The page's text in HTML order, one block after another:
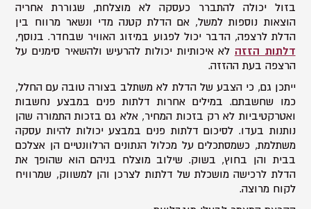
בזול יכולה להתברר כעסקה לא מוצלחת, שגוררת אחריה
הוצאות נוספות למשל, אם הדלת קטנה מדי ונשאר מרווח בין
הדלת לרצפה, הדבר יכול לפגוע במיזוג האוויר שבחדר. בנוסף,
דלתות הזזה לא איכותיות יכולות להרעיש ולהשאיר סימנים על
הרצפה בעת ההזזה.
ייתכן גם, כי הצבע של הדלת לא משתלב בצורה טובה עם החלל,
כמו שחשבתם. במילים אחרות דלתות פנים במבצע נחשבות
ואטרקטיביות לא רק בזכות המחיר, אלא גם בזכות התמורה שהן
נותנות בעדו. לסיכום דלתות פנים במבצע יכולות להיות עסקה
משתלמת, כשמסתכלים על מכלול הנתונים הרלוונטיים הן אצלכם
בבית והן בחוץ, בשוק. שילוב מוצלח בניהם הוא שהופך את
הדלת לרכישה מושכלת של דלתות לצרכן והן למשווק, שמרוויח
לקוח מרוצה.